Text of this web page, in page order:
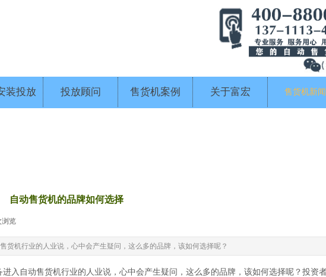
装投放 投放顾问 售货机案例 关于富宏 售货机新闻
自动售货机的品牌如何选择
浏览
货机行业的人业说，心中会产生疑问，这么多的品牌，该如何选择呢？
入自动售货机行业的人业说，心中会产生疑问，这么多的品牌，该如何选择呢？投资